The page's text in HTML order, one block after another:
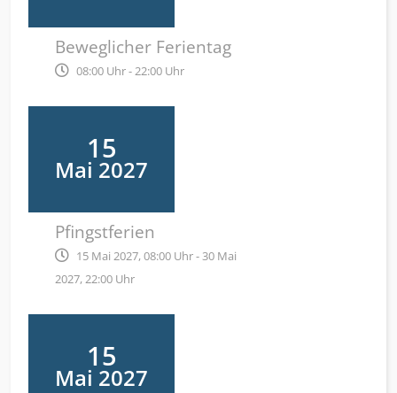
Beweglicher Ferientag
08:00 Uhr - 22:00 Uhr
15
Mai 2027
Pfingstferien
15 Mai 2027, 08:00 Uhr - 30 Mai
2027, 22:00 Uhr
15
Mai 2027